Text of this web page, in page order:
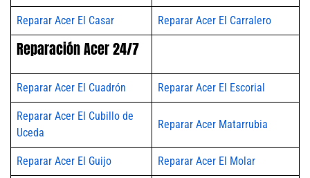
Reparar Acer El Casar Reparar Acer El Carralero
Reparación Acer 24/7
Reparar Acer El Cuadrón Reparar Acer El Escorial
Reparar Acer El Cubillo de
Uceda
Reparar Acer Matarrubia
Reparar Acer El Guijo Reparar Acer El Molar